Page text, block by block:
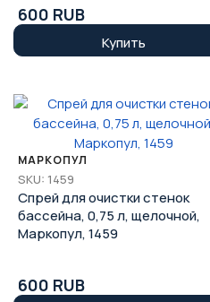
600 RUB
Купить
МАРКОПУЛ
SKU: 1459
Спрей для очистки стенок
бассейна, 0,75 л, щелочной,
Маркопул, 1459
600 RUB